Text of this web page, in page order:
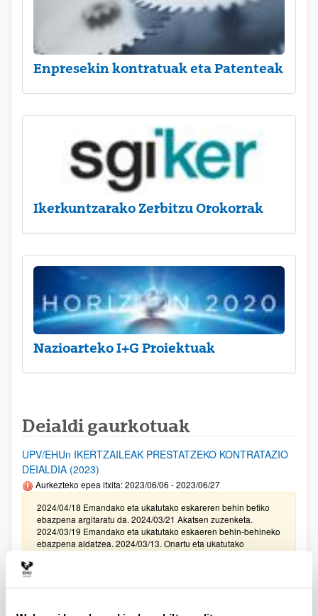
Enpresekin kontratuak eta Patenteak
Ikerkuntzarako Zerbitzu Orokorrak
Nazioarteko I+G Proiektuak
Deialdi gaurkotuak
UPV/EHUn IKERTZAILEAK PRESTATZEKO KONTRATAZIO
DEIALDIA (2023)
Aurkezteko epea itxita: 2023/06/06 - 2023/06/27
2024/04/18 Emandako eta ukatutako eskareren behin betiko
ebazpena argitaratu da. 2024/03/21 Akatsen zuzenketa.
2024/03/19 Emandako eta ukatutako eskaeren behin-behineko
ebazpena aldatzea. 2024/03/13. Onartu eta ukatutako
eskaeren behin betiko zerrenda. I Fasea. Modalitate I, II III, eta